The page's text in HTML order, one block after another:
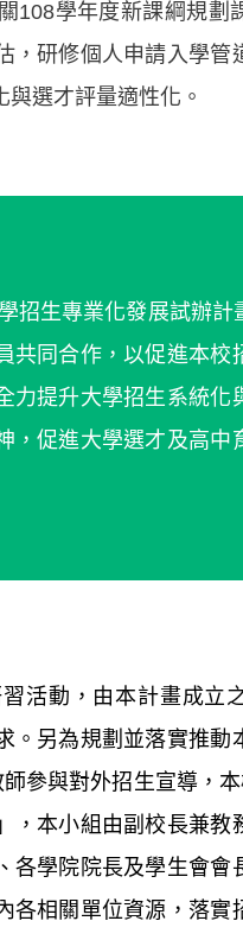
108學年度新課綱規劃
，研修個人申請入學管
選才評量適性化。
招生專業化發展試辦計
共同合作，以促進本校
提升大學招生系統化
，促進大學選才及高中
活動，由本計畫成立
。另為規劃並落實推動
參與對外招生宣導，
，本小組由副校長兼教
各學院院長及學生會會
各相關單位資源，落實